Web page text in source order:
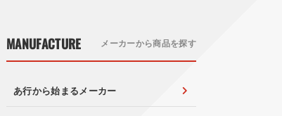
MANUFACTURE メーカーから商品を探す
あ行から始まるメーカー